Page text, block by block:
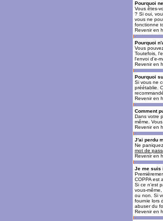
Pourquoi
Vous êtes-
? Si oui,
vous ne
fonctionne
Revenir en
Pourquoi
Vous
Toutefois,
l'envoi d'e-
Revenir en
Pourquoi
Si vous ne
préétablie.
Revenir en
Comment
Dans votre
même.
Revenir en
J'ai perdu
Ne
mot de
Revenir en
Je me suis
COPPA est
Si ce n'est
vous-
ou non. Si
fournie lors
abuser du
Revenir en